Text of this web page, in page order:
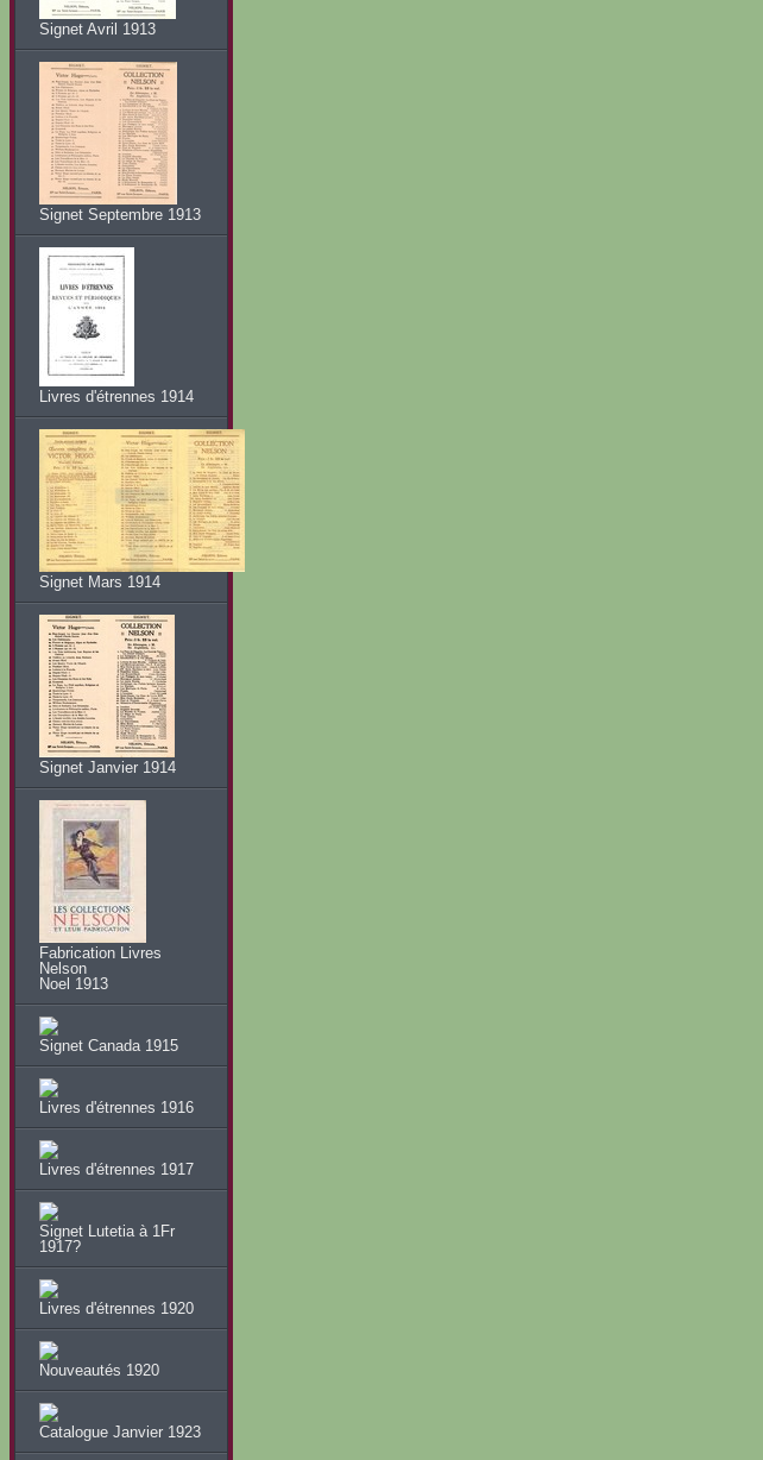
Signet Avril 1913
Signet Septembre 1913
Livres d'étrennes 1914
Signet Mars 1914
Signet Janvier 1914
Fabrication Livres
Nelson
Noel 1913
Signet Canada 1915
Livres d'étrennes 1916
Livres d'étrennes 1917
Signet Lutetia à 1Fr
1917?
Livres d'étrennes 1920
Nouveautés 1920
Catalogue Janvier 1923